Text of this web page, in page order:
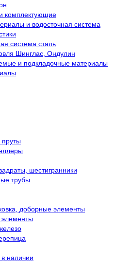
комплектующие
и водосточная система
система сталь
Шинглас, Ондулин
и подкладочные материалы
пруты
шестигранники
трубы
доборные элементы
наличии